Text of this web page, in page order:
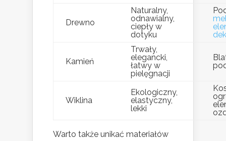
Drewno
Naturalny,
odnawialny,
ciepły w
dotyku
Kamień
Trwały,
elegancki,
łatwy w
pielęgnacji
Wiklina
Ekologiczny,
elastyczny,
lekki
Warto także unikać materiałów